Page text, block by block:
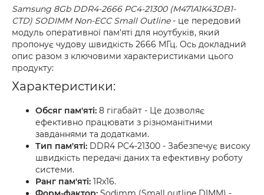
Samsung 8Gb DDR4-2666 PC4-21300 (M471A1K43DB1-
CTD) SODIMM Non-ECC Small Outline- це передовий
модуль оперативної пам'яті для ноутбуків, який
пропонує чудову швидкість 2666 МГц. Ось докладний
опис разом з ключовими характеристиками цього
продукту:
Характеристики:
Обсяг пам'яті: 8 гігабайт - Це дозволяє
ефективно працювати з різноманітними
завданнями та додатками.
Тип пам'яті: DDR4 PC4-21300 - Забезпечує високу
швидкість передачі даних та ефективну роботу
системи.
Ранг пам'яті: 1Rx16.